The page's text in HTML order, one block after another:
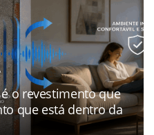
o revestimento que
que está dentro da